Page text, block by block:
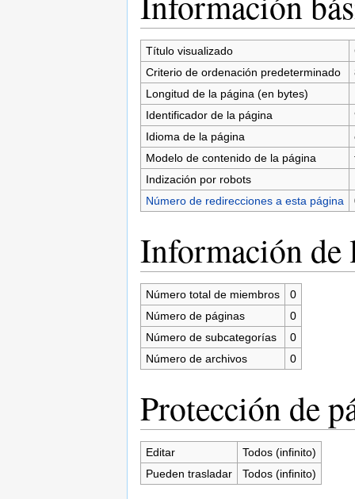
Título visualizado
Criterio de ordenación predeterminado
Longitud de la página (en bytes)
Identificador de la página
Idioma de la página
Modelo de contenido de la página
Indización por robots
Número de redirecciones a esta página
Información de
Número total de miembros
0
Número de páginas
0
Número de subcategorías
0
Número de archivos
0
Protección de
Editar
Todos (infinito)
Pueden trasladar
Todos (infinito)